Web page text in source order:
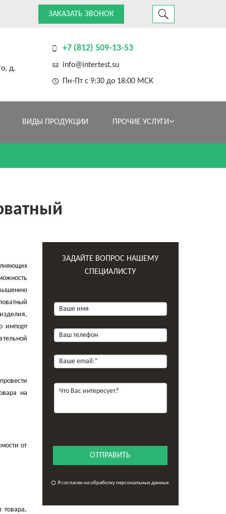
ЗАКАЗАТЬ ЗВОНОК
д.
+7 (812) 509-13-53
info@intertest.su
Пн-Пт с 9:30 до 18:00 МСК
ВИДЫ ПРОДУКЦИИ ПРОЧИЕ УСЛУГИ
импорт
на
от
товара,
ЗАДАЙТЕ ВОПРОС НАШЕМУ
СПЕЦИАЛИСТУ
ОТПРАВИТЬ
Я согласен на обработку персональных данных